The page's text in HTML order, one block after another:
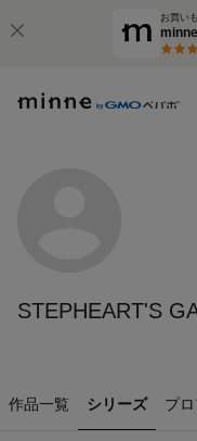
お買い
STEPHEART'S
作品一覧 シリーズ プ